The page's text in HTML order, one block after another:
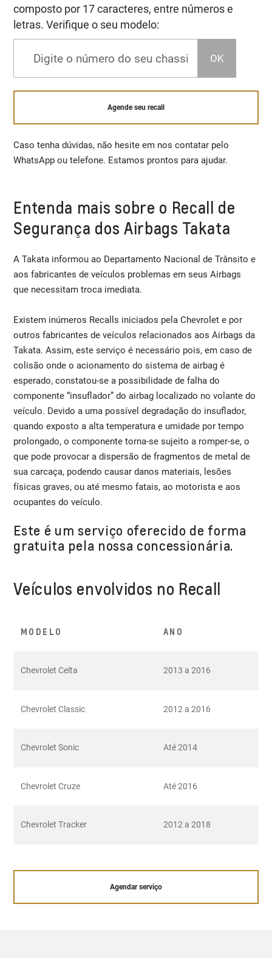
composto por 17 caracteres, entre números e
letras. Verifique o seu modelo:
OK
Agende seu recall
Caso tenha dúvidas, não hesite em nos contatar pelo
WhatsApp ou telefone. Estamos prontos para ajudar.
Entenda mais sobre o Recall de
Segurança dos Airbags Takata
A Takata informou ao Departamento Nacional de Trânsito e
aos fabricantes de veículos problemas em seus Airbags
que necessitam troca imediata.
Existem inúmeros Recalls iniciados pela Chevrolet e por
outros fabricantes de veículos relacionados aos Airbags da
Takata. Assim, este serviço é necessário pois, em caso de
colisão onde o acionamento do sistema de airbag é
esperado, constatou-se a possibilidade de falha do
componente “insuflador” do airbag localizado no volante do
veículo. Devido a uma possível degradação do insuflador,
quando exposto a alta temperatura e umidade por tempo
prolongado, o componente torna-se sujeito a romper-se, o
que pode provocar a dispersão de fragmentos de metal de
sua carcaça, podendo causar danos materiais, lesões
físicas graves, ou até mesmo fatais, ao motorista e aos
ocupantes do veículo.
Este é um serviço oferecido de forma
gratuita pela nossa concessionária.
Veículos envolvidos no Recall
MODELO ANO
Chevrolet Celta 2013 a 2016
Chevrolet Classic 2012 a 2016
Chevrolet Sonic Até 2014
Chevrolet Cruze Até 2016
Chevrolet Tracker 2012 a 2018
Agendar serviço